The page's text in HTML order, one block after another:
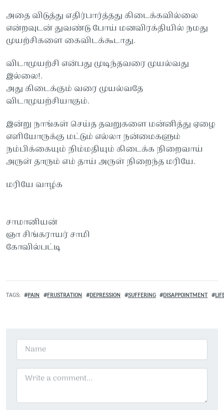
அதை விடுத்து எதிர்பார்த்தது கிடைக்கவில்லை
என்றவுடன் துவண்டு போய் மனவிரக்தியில் நமது
முயற்சிகளை கைவிடக்கூடாது.
விடாமுயற்சி என்பது முடிந்தவரை முயல்வது
இல்லை!.
அது கிடைக்கும் வரை முயல்வதே
விடாமுயற்சியாகும்.
இன்று நாங்கள் செய்த தவறுகளை மன்னித்து ஏழை
எளியோருக்கு மட்டும் எல்லா நன்மைகளும்
நம்பிக்கையும் நிம்மதியும் கிடைக்க நிறைவாய்
அருள் தாரும் எம் தாய் அருள் நிறைந்த மரியே.
மரியே வாழ்க
சாமானியன்
ஞா சிங்கராயர் சாமி
கோவில்பட்டி
TAGS PAIN FRUSTRATION DEPRESSION SUFFERING DISAPPOINTMENT